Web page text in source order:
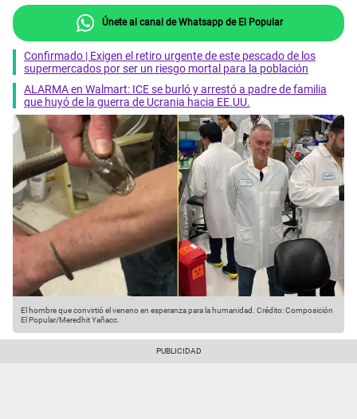
Únete al canal de Whatsapp de El Popular
Confirmado | Exigen el retiro urgente de este pescado de los
supermercados por ser un riesgo mortal para la población
ALARMA en Walmart: ICE se burló y arrestó a padre de familia
que huyó de la guerra de Ucrania hacia EE.UU.
El hombre que convirtió el veneno en esperanza para la humanidad. Crédito: Composición
El Popular/Meredhit Yañacc.